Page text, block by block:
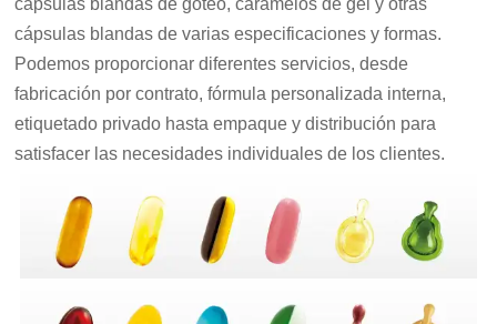
cápsulas blandas de goteo, caramelos de gel y otras
cápsulas blandas de varias especificaciones y formas.
Podemos proporcionar diferentes servicios, desde
fabricación por contrato, fórmula personalizada interna,
etiquetado privado hasta empaque y distribución para
satisfacer las necesidades individuales de los clientes.